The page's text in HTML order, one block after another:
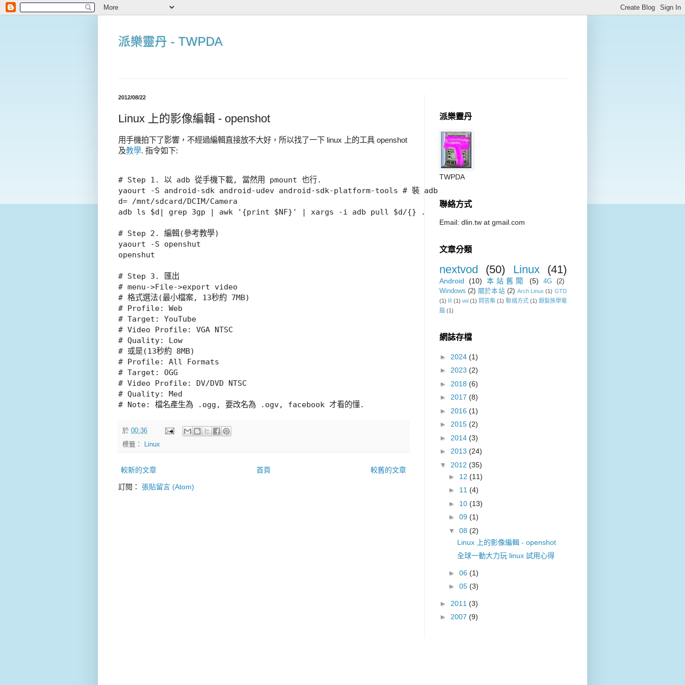
派樂靈丹 - TWPDA
2012/08/22
Linux 上的影像編輯 - openshot
用手機拍下了影響，不經過編輯直接放不大好，所以找了一下 linux 上的工具 openshot
及教學. 指令如下:
# Step 1. 以 adb 從手機下載, 當然用 pmount 也行.
yaourt -S android-sdk android-udev android-sdk-platform-tools # 裝 adb
d= /mnt/sdcard/DCIM/Camera
adb ls $d| grep 3gp | awk '{print $NF}' | xargs -i adb pull $d/{} .
# Step 2. 編輯(參考教學)
yaourt -S openshut
openshut
# Step 3. 匯出
# menu->File->export video
# 格式選法(最小檔案, 13秒約 7MB)
# Profile: Web
# Target: YouTube
# Video Profile: VGA NTSC
# Quality: Low
# 或是(13秒約 8MB)
# Profile: All Formats
# Target: OGG
# Video Profile: DV/DVD NTSC
# Quality: Med
# Note: 檔名產生為 .ogg, 要改名為 .ogv, facebook 才看的懂.
於 00:36
標籤：
Linux
較新的文章 較舊的文章
首頁
訂閱： 張貼留言 (Atom)
派樂靈丹
TWPDA
聯絡方式
Email: dlin.tw at gmail.com
文章分類
nextvod (50) Linux (41)
Android (10) 本站舊聞 (5) 4G
(2)
Windows (2) 關於本站 (2) Arch Linux (1) GTD
(1) R (1) wii (1) 問答集 (1) 聯絡方式 (1) 銀髮族學電
腦 (1)
網誌存檔
► 2024 (1)
► 2023 (2)
► 2018 (6)
► 2017 (8)
► 2016 (1)
► 2015 (2)
► 2014 (3)
► 2013 (24)
▼ 2012 (35)
► 12 (11)
► 11 (4)
► 10 (13)
► 09 (1)
▼ 08 (2)
Linux 上的影像編輯 - openshot
全球一動大力玩 linux 試用心得
► 06 (1)
► 05 (3)
► 2011 (3)
► 2007 (9)